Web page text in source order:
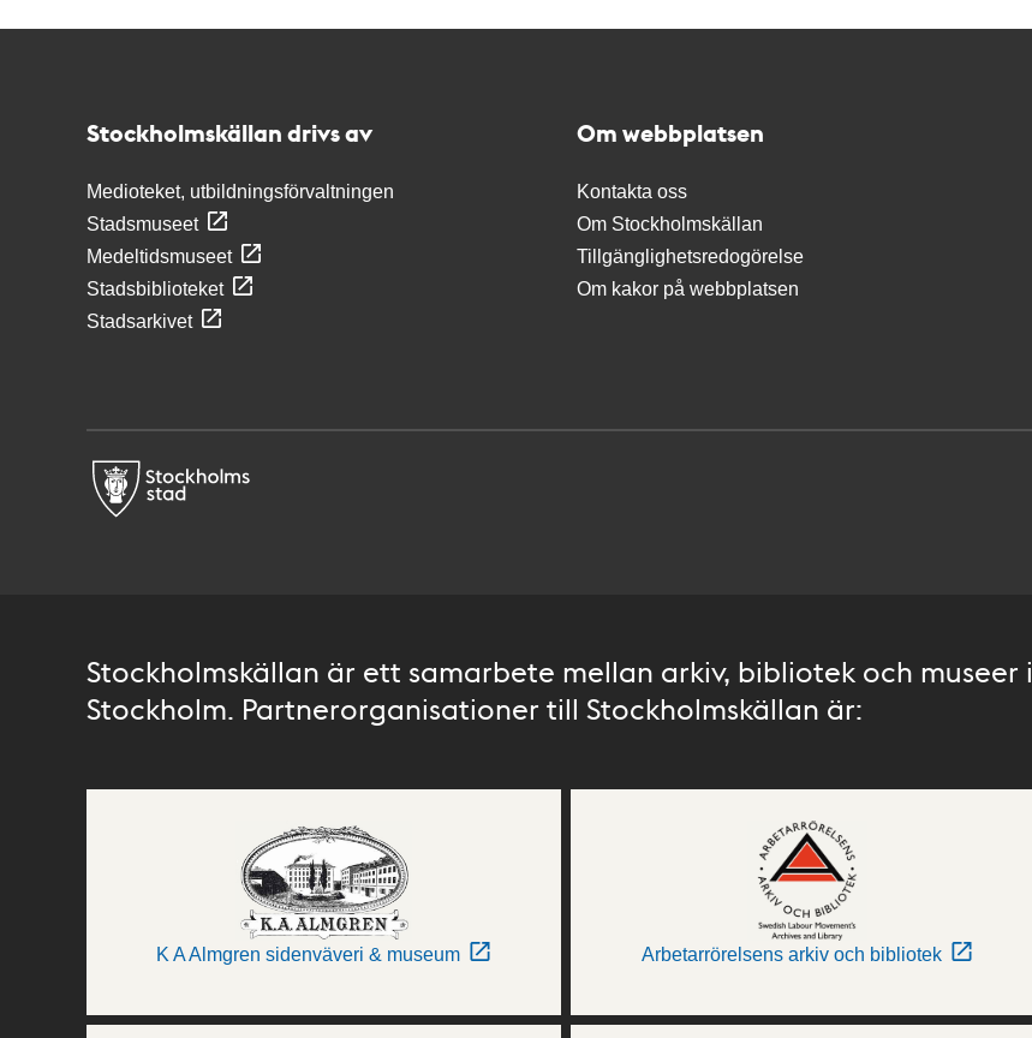
Stockholmskällan drivs av
Medioteket, utbildningsförvaltningen
Stadsmuseet
Medeltidsmuseet
Stadsbiblioteket
Stadsarkivet
Om webbplatsen
Kontakta oss
Om Stockholmskällan
Tillgänglighetsredogörelse
Om kakor på webbplatsen
Stockholmskällan är ett samarbete mellan arkiv, bibliotek och museer i
Stockholm. Partnerorganisationer till Stockholmskällan är:
K A Almgren sidenväveri & museum Arbetarrörelsens arkiv och bibliotek